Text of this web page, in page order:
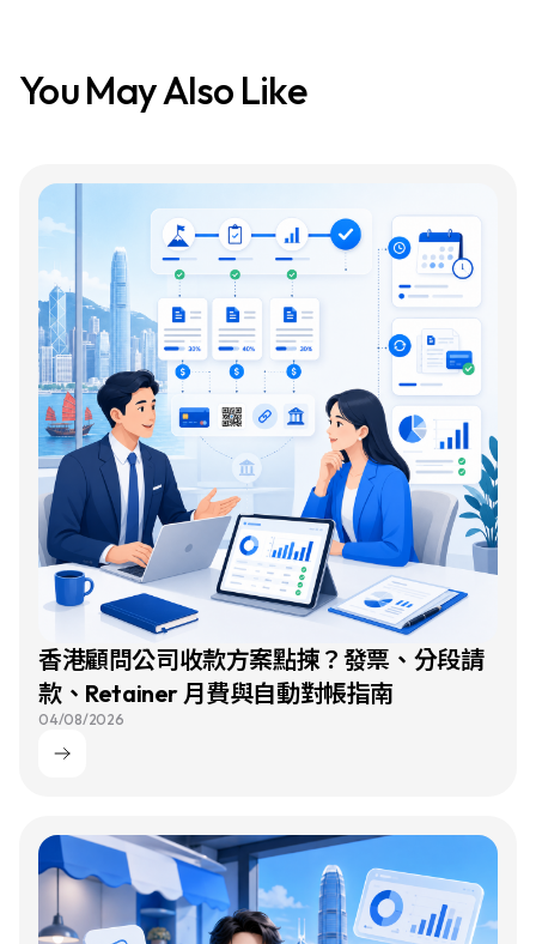
You May Also Like
香港顧問公司收款方案點揀？發票、分段請
款、Retainer 月費與自動對帳指南
04/08/2026